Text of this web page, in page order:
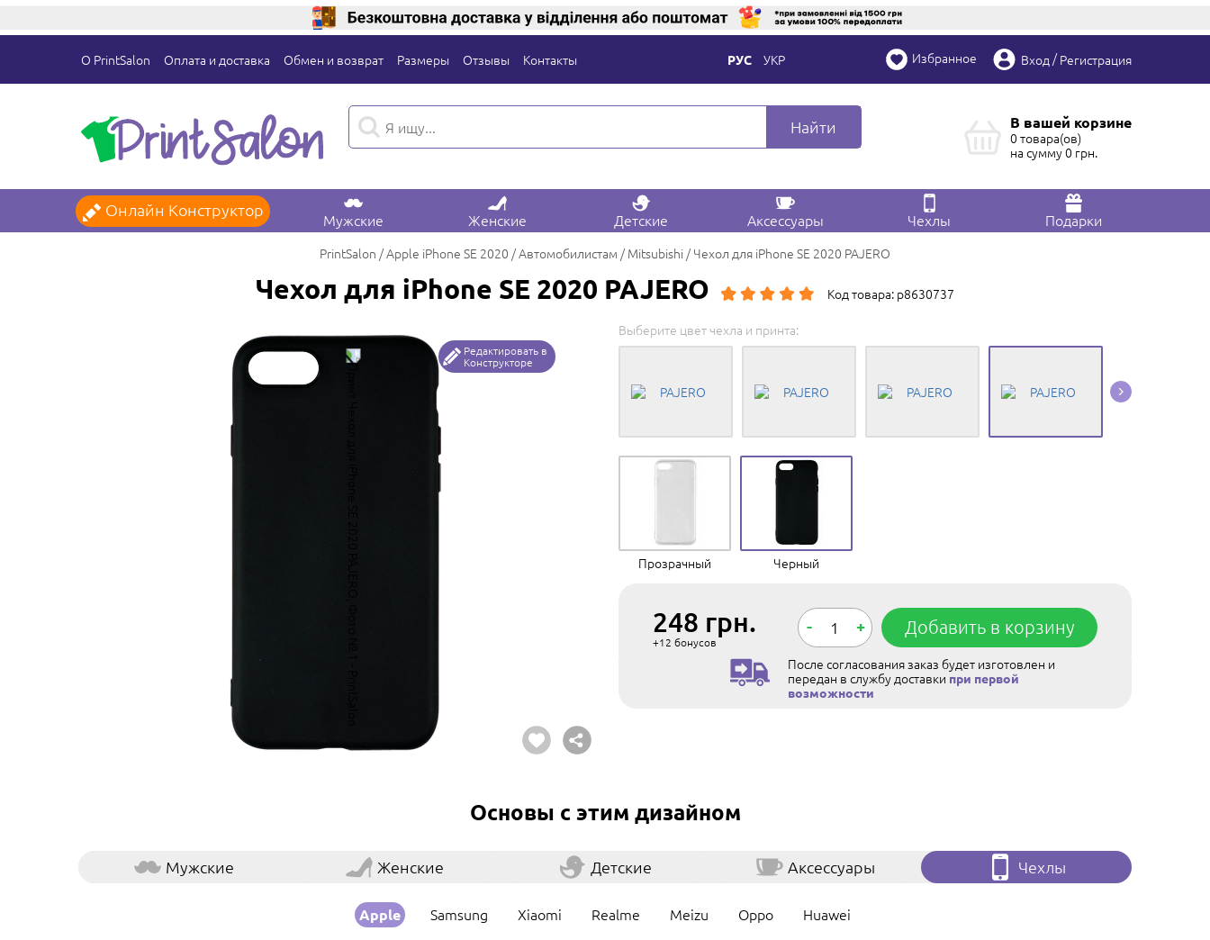
О PrintSalon Оплата и доставка Обмен и возврат Размеры Отзывы Контакты РУС УКР Избранное Вход /Регистрация
Найти В вашей корзине
0 товара(ов)
на сумму0 грн.
Онлайн Конструктор
Мужские Женские Детские Аксессуары Чехлы Подарки
PrintSalon Apple iPhone SE 2020 Автомобилистам Mitsubishi Чехол для iPhone SE 2020 PAJERO
Чехол для iPhone SE 2020 PAJERO Код товара: p8630737
Редактировать в
Конструкторе
Выберите цвет чехла и принта:
Прозрачный Черный
248 грн.
+12 бонусов
- + Добавить в корзину
После согласования заказ будет изготовлен и
передан в службу доставки при первой
возможности
Основы с этим дизайном
Мужские Женские Детские Аксессуары Чехлы
Apple Samsung Xiaomi Realme Meizu Oppo Huawei